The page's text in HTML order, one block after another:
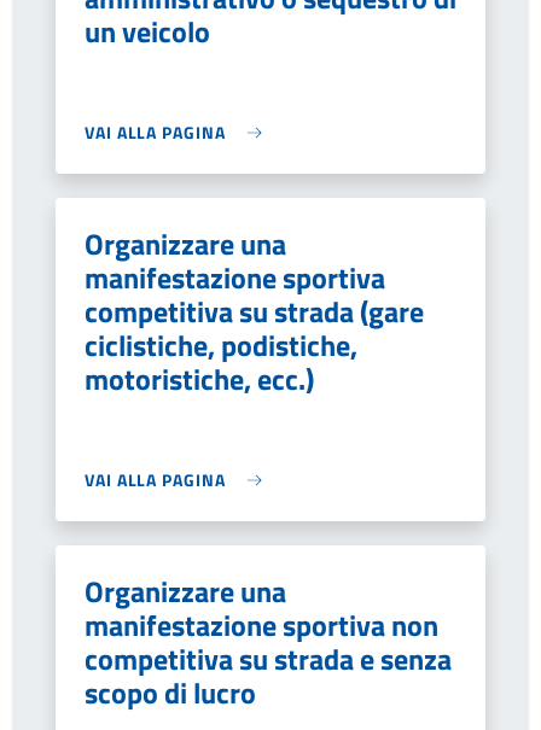
un veicolo
VAI ALLA PAGINA
Organizzare una
manifestazione sportiva
competitiva su strada (gare
ciclistiche, podistiche,
motoristiche, ecc.)
VAI ALLA PAGINA
Organizzare una
manifestazione sportiva non
competitiva su strada e senza
scopo di lucro